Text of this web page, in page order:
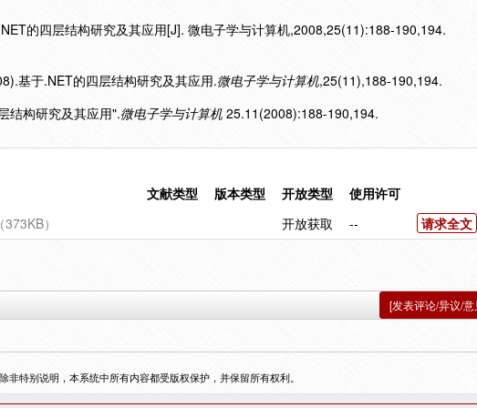
的四层结构研究及其应用[J]. 微电子学与计算机,2008,25(11):188-190,194.
基于.NET的四层结构研究及其应用.微电子学与计算机,25(11),188-190,194.
结构研究及其应用".微电子学与计算机 25.11(2008):188-190,194.
文献类型 版本类型 开放类型
使用许可
）
开放获取 -- 请求全文
[发表评论/异议/意
除非特别说明，本系统中所有内容都受版权保护，并保留所有权利。